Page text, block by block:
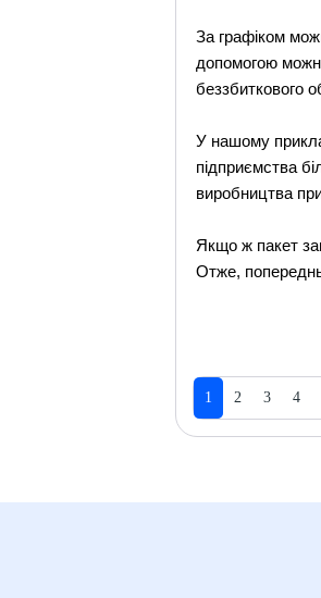
За графіком
допомогою
беззбиткового
У нашому
підприємства
виробництва
Якщо ж пакет
Отже,
1 2 3 4